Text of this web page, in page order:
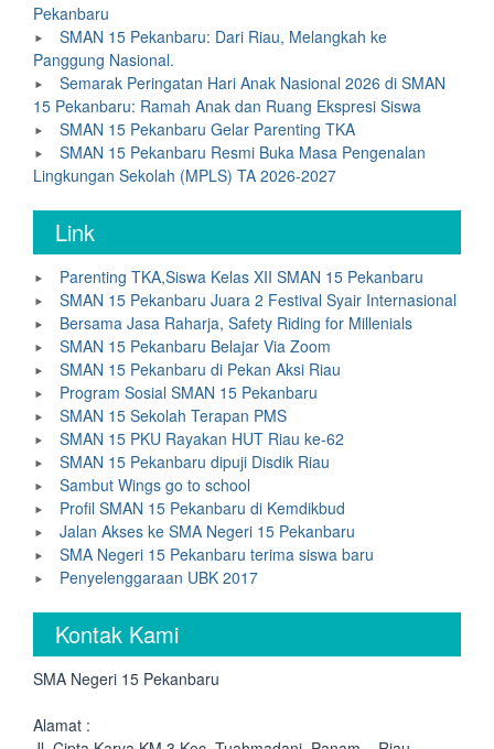
Pekanbaru
SMAN 15 Pekanbaru: Dari Riau, Melangkah ke
Panggung Nasional.
Semarak Peringatan Hari Anak Nasional 2026 di SMAN
15 Pekanbaru: Ramah Anak dan Ruang Ekspresi Siswa
SMAN 15 Pekanbaru Gelar Parenting TKA
SMAN 15 Pekanbaru Resmi Buka Masa Pengenalan
Lingkungan Sekolah (MPLS) TA 2026-2027
Link
Parenting TKA,Siswa Kelas XII SMAN 15 Pekanbaru
SMAN 15 Pekanbaru Juara 2 Festival Syair Internasional
Bersama Jasa Raharja, Safety Riding for Millenials
SMAN 15 Pekanbaru Belajar Via Zoom
SMAN 15 Pekanbaru di Pekan Aksi Riau
Program Sosial SMAN 15 Pekanbaru
SMAN 15 Sekolah Terapan PMS
SMAN 15 PKU Rayakan HUT Riau ke-62
SMAN 15 Pekanbaru dipuji Disdik Riau
Sambut Wings go to school
Profil SMAN 15 Pekanbaru di Kemdikbud
Jalan Akses ke SMA Negeri 15 Pekanbaru
SMA Negeri 15 Pekanbaru terima siswa baru
Penyelenggaraan UBK 2017
Kontak Kami
SMA Negeri 15 Pekanbaru
Alamat :